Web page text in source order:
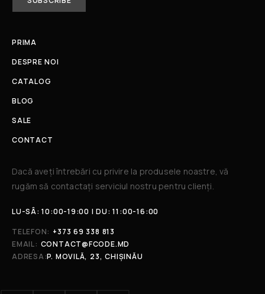
PRIMA
DESPRE NOI
CATALOG
BLOG
SALE
CONTACT
Dacă aveți întrebări cu privire la produsele noastre, vă
rugăm să contactați serviciul nostru pentru clienți.​
LU-SÂ: 10:00-19:00 | DU: 11:00-16:00
TELEFON: +373 69 338 813
EMAIL: CONTACT@FCODE.MD
ADRESA:P. MOVILĂ, 23, CHIȘINĂU